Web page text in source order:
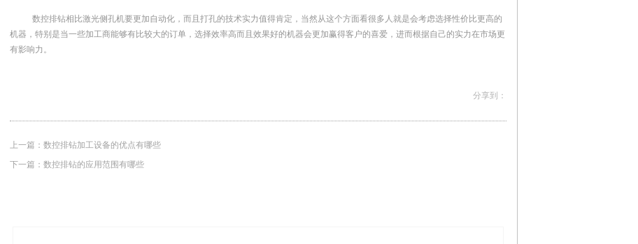
数控排钻相比激光侧孔机要更加自动化，而且打孔的技术实力值得肯定，当然从这个方面看很多人就是会考虑选择性价比更高的
机器，特别是当一些加工商能够有比较大的订单，选择效率高而且效果好的机器会更加赢得客户的喜爱，进而根据自己的实力在市场更
有影响力。
上一篇： 数控排钻加工设备的优点有哪些
下一篇： 数控排钻的应用范围有哪些